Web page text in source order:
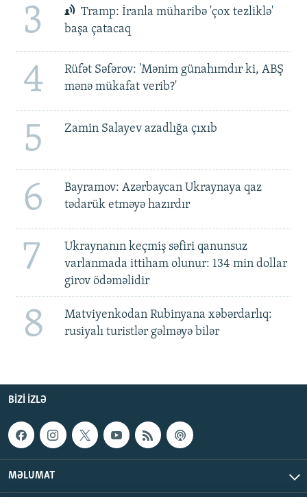
3
Tramp: İranla müharibə 'çox tezliklə'
başa çatacaq
4
Rüfət Səfərov: 'Mənim günahımdır ki, ABŞ
mənə mükafat verib?'
5 Zamin Salayev azadlığa çıxıb
6
Bayramov: Azərbaycan Ukraynaya qaz
tədarük etməyə hazırdır
7
Ukraynanın keçmiş səfiri qanunsuz
varlanmada ittiham olunur: 134 min dollar
girov ödəməlidir
8
Matviyenkodan Rubinyana xəbərdarlıq:
rusiyalı turistlər gəlməyə bilər
BIZI IZLƏ
MƏLUMAT